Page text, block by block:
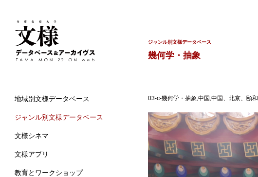
地域別文様データベース
ジャンル別文様データベース
文様シネマ
文様アプリ
教育とワークショップ
ジャンル別文様データベース
幾何学・抽象
03-c-幾何学・抽象,中国,中国、北京、頤